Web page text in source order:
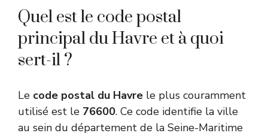
Quel est le code postal
principal du Havre et à quoi
sert-il ?
Le code postal du Havre le plus couramment
utilisé est le 76600. Ce code identifie la ville
au sein du département de la Seine-Maritime